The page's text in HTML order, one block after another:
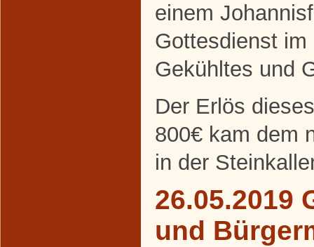
einem
Gottesdienst
Gekühltes und
Der Erlös
800€ kam dem
in der
26.05.2019
und